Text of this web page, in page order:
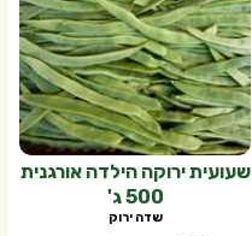
שעועית ירוקה הילדה אורגנית
500 ג'
שדה ירוק